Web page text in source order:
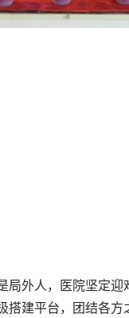
外人，医院坚定
建平台，团结各